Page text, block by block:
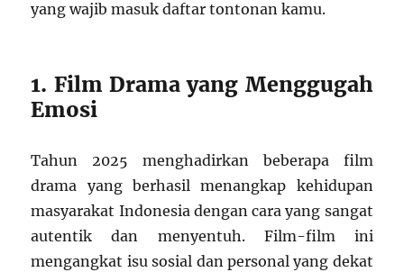
yang wajib masuk daftar tontonan kamu.
1. Film Drama yang Menggugah
Emosi
Tahun 2025 menghadirkan beberapa film
drama yang berhasil menangkap kehidupan
masyarakat Indonesia dengan cara yang sangat
autentik dan menyentuh. Film-film ini
mengangkat isu sosial dan personal yang dekat